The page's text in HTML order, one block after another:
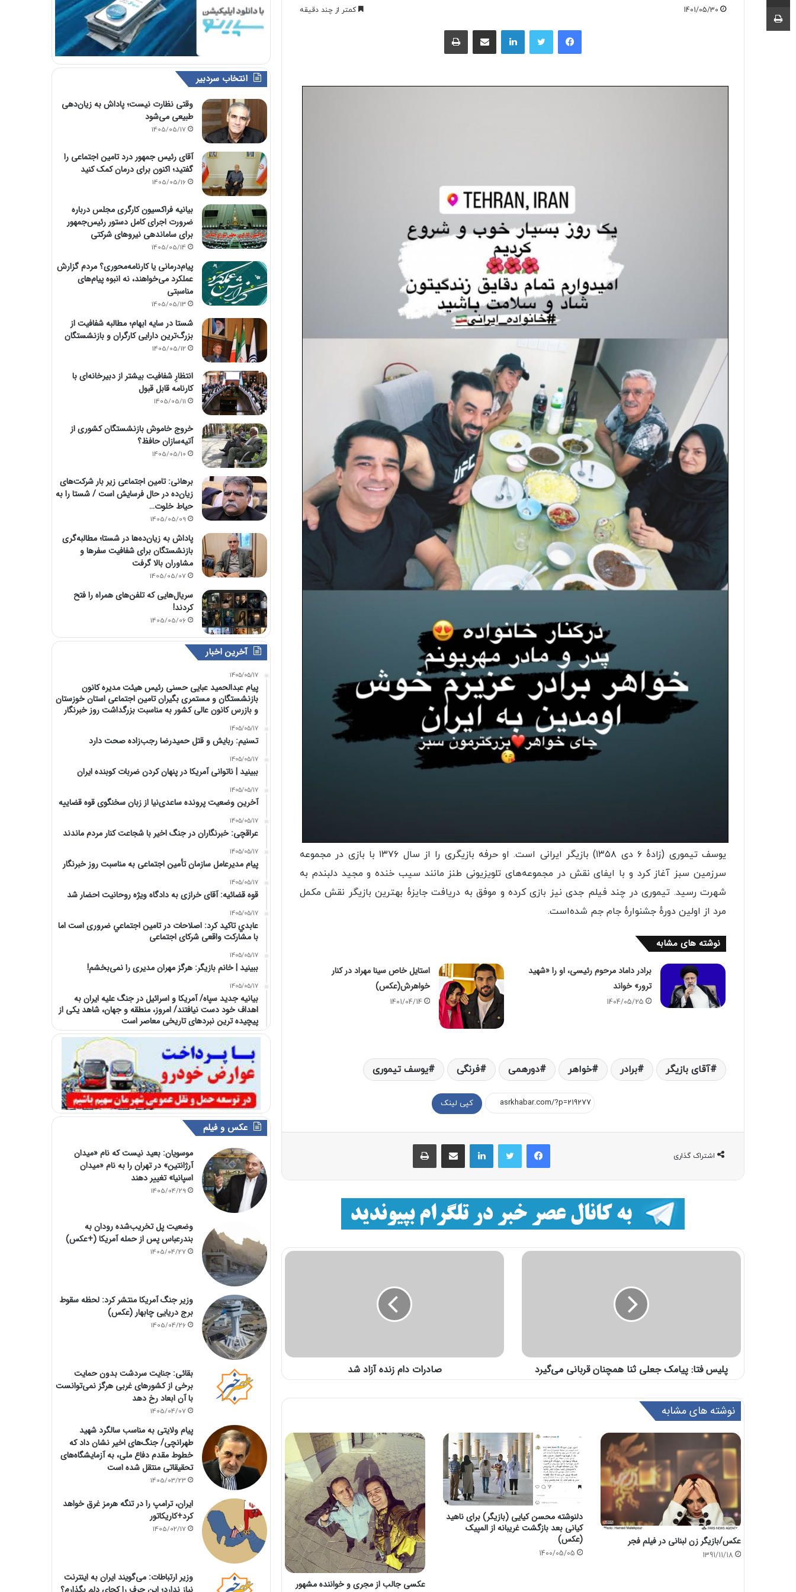
1401/05/30 کمتر از چند دقیقه
فیسبوک لینکداین
یوسف تیموری (زادهٔ ۶ دی ۱۳۵۸) بازیگر ایرانی است. او حرفه بازیگری را از سال ۱۳۷۶ با بازی در مجموعه
سرزمین سبز آغاز کرد و با ایفای نقش در مجموعه‌های تلویزیونی طنز مانند سیب خنده و مجید دلبندم به
شهرت رسید. تیموری در چند فیلم جدی نیز بازی کرده و موفق به دریافت جایزهٔ بهترین بازیگر نقش مکمل
مرد از اولین دورهٔ جشنوارهٔ جام جم شده‌است.
نوشته های مشابه
برادر داماد مرحوم رئیسی، او را «شهید
ترور» خواند
1404/05/25
استایل خاص سینا مهراد در کنار
خواهرش(عکس)
1401/04/14
آقای بازیگر برادر خواهر دورهمی فرنگی یوسف تیموری
کپی لینک
اشتراک گذاری
فیسبوک لینکداین
پلیس فتا: پیامک جعلی ثنا همچنان قربانی می‌گیرد صادرات دام زنده آزاد شد
نوشته های مشابه
عکس/بازیگر زن لبنانی در فیلم فجر
1391/11/18
دلنوشته محسن کیایی (بازیگر) برای ناهید
کیانی بعد بازگشت غریبانه از المپیک
(عکس)
1400/05/05
عکسی جالب از مجری و خواننده مشهور
انتخاب سردبیر
وقتی نظارت نیست؛ پاداش به زیان‌دهی
طبیعی می‌شود
1405/05/17
آقای رئیس جمهور درد تامین اجتماعی را
گفتید؛ اکنون برای درمان کمک کنید
1405/05/16
بیانیه فراکسیون کارگری مجلس درباره
ضرورت اجرای کامل دستور رئیس‌جمهور
برای ساماندهی نیروهای شرکتی
1405/05/14
پیام‌درمانی یا کارنامه‌محوری؟ مردم گزارش
عملکرد می‌خواهند، نه انبوه پیام‌های
مناسبتی
1405/05/13
شستا در سایه ابهام؛ مطالبه شفافیت از
بزرگ‌ترین دارایی کارگران و بازنشستگان
1405/05/12
انتظارِ شفافیت بیشتر از دبیرخانه‌ای با
کارنامه قابل قبول
1405/05/11
خروج خاموش بازنشستگان کشوری از
آتیه‌سازان حافظ؟
1405/05/10
برهانی: تامین اجتماعی زیر بار شرکت‌های
زیان‌ده در حال فرسایش است / شستا را به
حیاط خلوت…
1405/05/09
پاداش به زیان‌ده‌ها در شستا؛ مطالبه‌گری
بازنشستگان برای شفافیت سفرها و
مشاوران بالا گرفت
1405/05/07
سریال‌هایی که تلفن‌های همراه را فتح
کردند!
1405/05/06
آخرین اخبار
1405/05/17
پیام عبدالحمید عبایی حسنی رئیس هیئت مدیره کانون
بازنشستگان و مستمری بگیران تامین اجتماعی استان خوزستان
و بازرس کانون عالی کشور به مناسبت بزرگداشت روز خبرنگار
1405/05/17
تسنیم: ربایش و قتل حمیدرضا رجب‌زاده صحت دارد
1405/05/17
‏ببینید | ناتوانی آمریکا در پنهان کردن ضربات کوبنده ایران
1405/05/17
آخرین وضعیت پرونده ساعدی‌نیا از زبان سخنگوی قوه قضاییه
1405/05/17
عراقچی: خبرنگاران در جنگ اخیر با شجاعت کنار مردم ماندند
1405/05/17
پیام مدیرعامل سازمان تأمین اجتماعی به مناسبت روز خبرنگار
1405/05/17
قوه قضائیه: آقای خرازی به دادگاه ویژه روحانیت احضار شد
1405/05/17
عابدي تاكيد كرد: اصلاحات در تامين اجتماعي ضروری است اما
با مشارکت واقعی شرکای اجتماعی
1405/05/17
ببینید | خانم بازیگر: هرگز مهران مدیری را نمی‌بخشم!
1405/05/17
بیانیه جدید سپاه/ آمریکا و اسرائیل در جنگ علیه ایران به
اهداف خود دست نیافتند/ امروز، منطقه و جهان، شاهد یکی از
پیچیده ترین نبردهای تاریخی معاصر است
عکس و فیلم
موسویان: بعید نیست که نام «میدان
آرژانتین» در تهران را به نام «میدان
اسپانیا» تغییر دهند
1405/04/29
وضعیت پل تخریب‌شده رودان به
بندرعباس پس از حمله آمریکا (+عکس)
1405/04/27
وزیر جنگ آمریکا منتشر کرد: لحظه سقوط
برج دریایی چابهار (عکس)
1405/04/26
بقائی: جنایت سردشت بدون حمایت
برخی از کشورهای غربی هرگز نمی‌توانست
با آن ابعاد رخ دهد
1405/04/07
پیام ولایتی به مناسب سالگرد شهید
طهرانچی/ جنگ‌های اخیر نشان داد که
خطوط مقدم دفاع ملی، به آزمایشگاه‌های
تحقیقاتی منتقل شده است
1405/03/23
ایران، ترامپ را در تنگه هرمز غرق خواهد
کرد+کاریکاتور
1405/02/17
وزیر ارتباطات: می‌گویند ایران به اینترنت
نیاز ندارد؛ این حرف را کجای دلم بگذارم؟